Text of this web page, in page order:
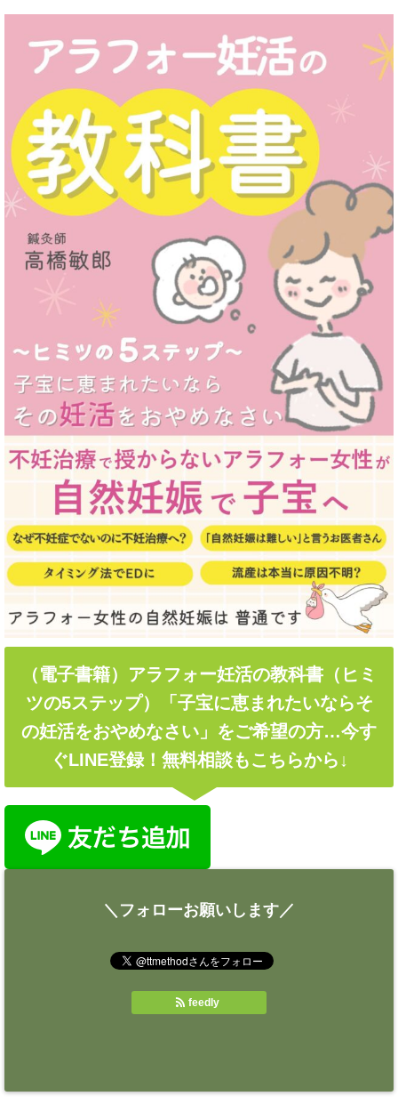
（電子書籍）アラフォー妊活の教科書（ヒミ
ツの5ステップ）「子宝に恵まれたいならそ
の妊活をおやめなさい」をご希望の方…今す
ぐLINE登録！無料相談もこちらから↓
＼フォローお願いします／
feedly